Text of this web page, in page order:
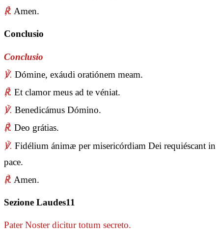
℟. Amen.
Conclusio
Conclusio
℣. Dómine, exáudi oratiónem meam.
℟. Et clamor meus ad te véniat.
℣. Benedicámus Dómino.
℟. Deo grátias.
℣. Fidélium ánimæ per misericórdiam Dei requiéscant in
pace.
℟. Amen.
Sezione Laudes11
Pater Nosterdicitur totum secreto.